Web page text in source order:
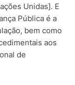
Unidas]. E
Pública é a
bem como
aos
de